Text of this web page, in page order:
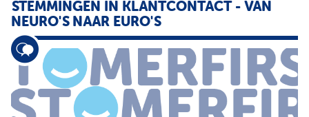
STEMMINGEN IN KLANTCONTACT - VAN
NEURO'S NAAR EURO'S